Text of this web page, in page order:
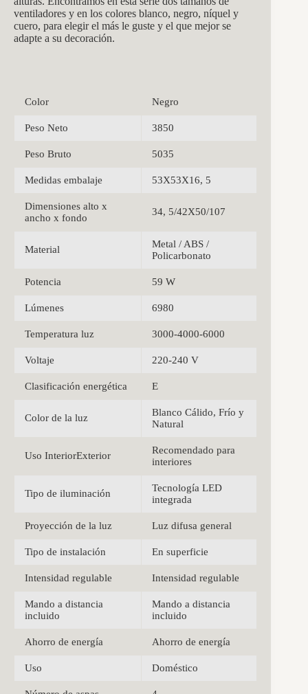
ventiladores y en los colores blanco, negro, níquel y
cuero, para elegir el más le guste y el que mejor se
adapte a su decoración.
Color Negro
Peso Neto 3850
Peso Bruto 5035
Medidas embalaje 53X53X16, 5
Dimensiones alto x
ancho x fondo
34, 5/42X50/107
Material
Metal / ABS /
Policarbonato
Potencia 59 W
Lúmenes 6980
Temperatura luz 3000-4000-6000
Voltaje 220-240 V
Clasificación energética E
Color de la luz
Blanco Cálido, Frío y
Natural
Uso InteriorExterior
Recomendado para
interiores
Tipo de iluminación
Tecnología LED
integrada
Proyección de la luz Luz difusa general
Tipo de instalación En superficie
Intensidad regulable Intensidad regulable
Mando a distancia
incluido
Mando a distancia
incluido
Ahorro de energía Ahorro de energía
Uso Doméstico